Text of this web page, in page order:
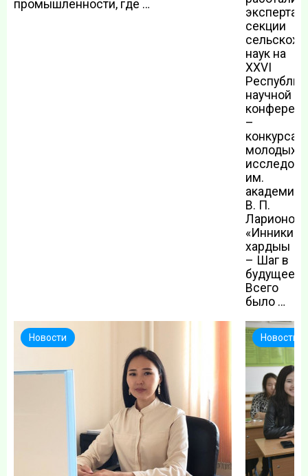
промышленности, где …
секции
наук на
XXVI
научной
–
конкурса
молодых
им.
академика
В. П.
Ларионова
«Инникигэ
хардыы
– Шаг в
будущее».
Всего
было …
Новости Новости